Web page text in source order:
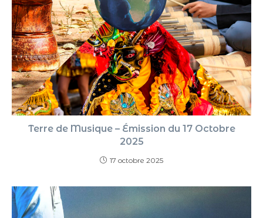
Terre de Musique – Émission du 17 Octobre
2025
17 octobre 2025